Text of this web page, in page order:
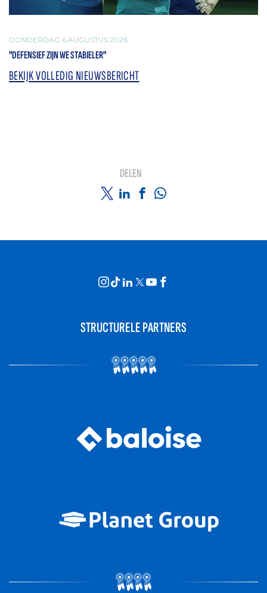
DONDERDAG 6 AUGUSTUS 2026
"DEFENSIEF ZIJN WE STABIELER"
BEKIJK VOLLEDIG NIEUWSBERICHT
DELEN
STRUCTURELE PARTNERS